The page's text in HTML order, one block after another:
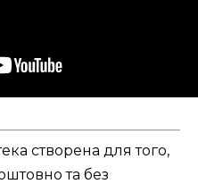
створена для того,
та без